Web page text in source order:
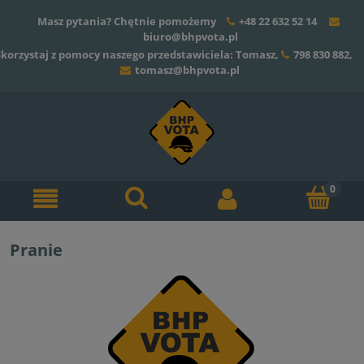
Masz pytania? Chętnie pomożemy
+48 22 632 52 14
biuro@bhpvota.pl
z pomocy naszego przedstawiciela: Tomasz,
798 830 882,
tomasz@bhpvota.pl
Pranie